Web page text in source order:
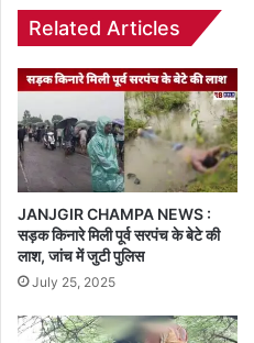
Related Articles
JANJGIR CHAMPA NEWS :
सड़क किनारे मिली पूर्व सरपंच के बेटे की
लाश, जांच में जुटी पुलिस
July 25, 2025